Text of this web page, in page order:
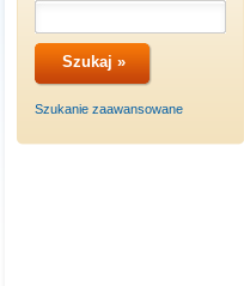
Szukanie zaawansowane